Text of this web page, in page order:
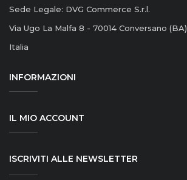
Sede Legale: DVG Commerce S.r.l.
Via Ugo La Malfa 8 - 70014 Conversano (BA)
Italia
INFORMAZIONI
IL MIO ACCOUNT
ISCRIVITI ALLE NEWSLETTER